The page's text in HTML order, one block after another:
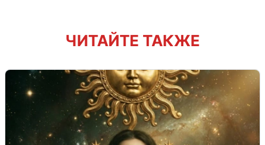
ЧИТАЙТЕ ТАКЖЕ